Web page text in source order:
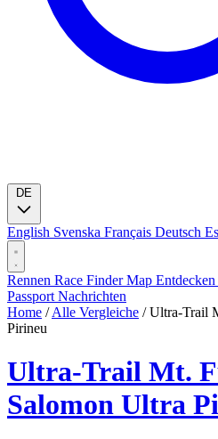
English Svenska Français Deutsch
Rennen Race FinderMap Entdecken
Passport Nachrichten
Home / Alle Vergleiche / Ultra-Trail
Pirineu
Ultra-Trail Mt.
Salomon Ultra